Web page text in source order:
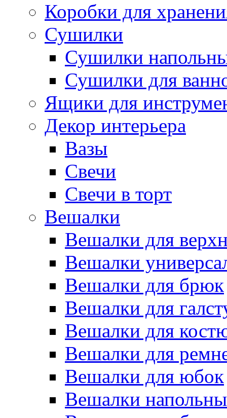
Коробки для
Сушилки
Сушилки
Сушилки для
Ящики для
Декор интерьера
Вазы
Свечи
Свечи в торт
Вешалки
Вешалки для
Вешалки
Вешалки для брюк
Вешалки для
Вешалки для
Вешалки для
Вешалки для юбок
Вешалки